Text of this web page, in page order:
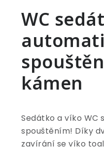
WC
kámen
Sedátko a víko WC
spouštěním! Díky
zavírání se víko